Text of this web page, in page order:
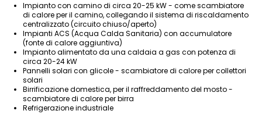
Impianto con camino di circa 20-25 kW - come scambiatore
di calore per il camino, collegando il sistema di riscaldamento
centralizzato (circuito chiuso/aperto)
Impianti ACS (Acqua Calda Sanitaria) con accumulatore
(fonte di calore aggiuntiva)
Impianto alimentato da una caldaia a gas con potenza di
circa 20-24 kW
Pannelli solari con glicole - scambiatore di calore per collettori
solari
Birrificazione domestica, per il raffreddamento del mosto -
scambiatore di calore per birra
Refrigerazione industriale